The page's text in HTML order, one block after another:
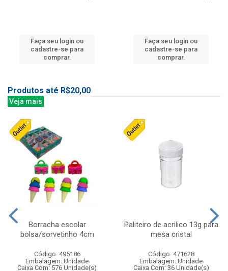
Faça seu login ou
cadastre-se para
comprar.
Faça seu login ou
cadastre-se para
comprar.
Produtos até R$20,00
Veja mais
Borracha escolar
bolsa/sorvetinho 4cm
Código: 495186
Embalagem: Unidade
Caixa Com: 576 Unidade(s)
Paliteiro de acrilico 13g para
mesa cristal
Código: 471628
Embalagem: Unidade
Caixa Com: 36 Unidade(s)